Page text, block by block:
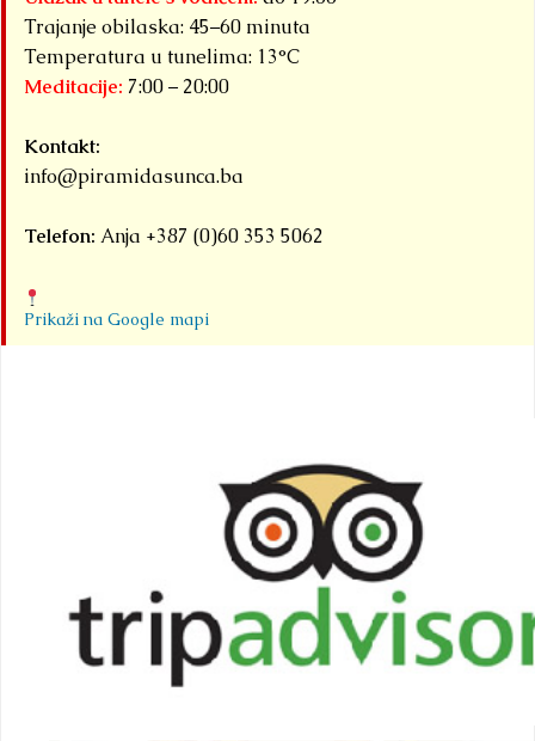
okupljena pod
zajedničkim
nazivom...
Trajanje obilaska: 45–60 minuta
Temperatura u tunelima: 13°C
Meditacije: 7:00 – 20:00
Kontakt:
info@piramidasunca.ba
Telefon: Anja +387 (0)60 353 5062
Prikaži na Google mapi